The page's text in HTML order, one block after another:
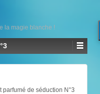
la magie blanche !
parfumé de séduction N°3